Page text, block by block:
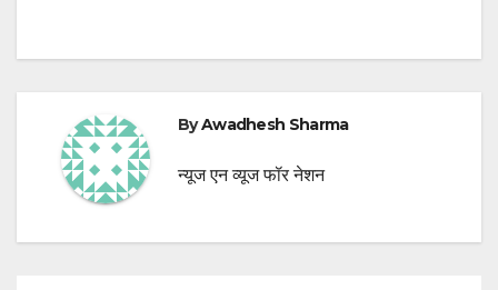
ByAwadhesh Sharma
न्यूज एन व्यूज फॉर नेशन